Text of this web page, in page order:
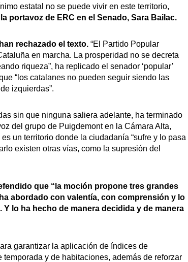
estatal no se puede vivir en este territorio,
portavoz de ERC en el Senado, Sara Bailac.
rechazado el texto. “El Partido Popular
en marcha. La prosperidad no se decreta
riqueza”, ha replicado el senador ‘popular’
“los catalanes no pueden seguir siendo las
izquierdas”.
sin que ninguna saliera adelante, ha terminado
del grupo de Puigdemont en la Cámara Alta,
un territorio donde la ciudadanía “sufre y lo pasa
existen otras vías, como la supresión del
que “la moción propone tres grandes
abordado con valentía, con comprensión y lo
lo ha hecho de manera decidida y de manera
garantizar la aplicación de índices de
y de habitaciones, además de reforzar